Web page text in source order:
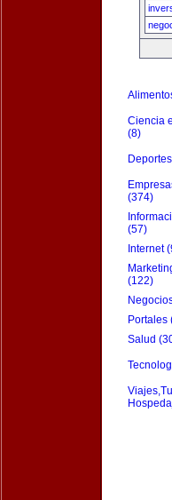
Ciencia
(8)
(374)
(57)
Internet
(122)
Portales
Salud